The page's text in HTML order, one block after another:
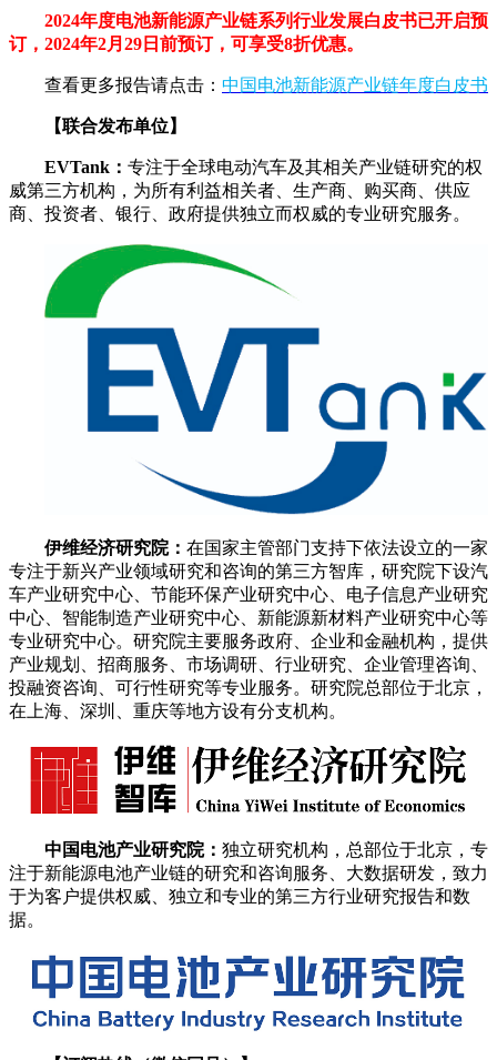
2024年度电池新能源产业链系列行业发展白皮书已开启预
订，2024年2月29日前预订，可享受8折优惠。
查看更多报告请点击： 中国电池新能源产业链年度白皮书
【联合发布单位】
EVTank： 专注于全球电动汽车及其相关产业链研究的权
威第三方机构，为所有利益相关者、生产商、购买商、供应
商、投资者、银行、政府提供独立而权威的专业研究服务。
伊维经济研究院： 在国家主管部门支持下依法设立的一家
专注于新兴产业领域研究和咨询的第三方智库，研究院下设汽
车产业研究中心、节能环保产业研究中心、电子信息产业研究
中心、智能制造产业研究中心、新能源新材料产业研究中心等
专业研究中心。研究院主要服务政府、企业和金融机构，提供
产业规划、招商服务、市场调研、行业研究、企业管理咨询、
投融资咨询、可行性研究等专业服务。研究院总部位于北京，
在上海、深圳、重庆等地方设有分支机构。
中国电池产业研究院： 独立研究机构，总部位于北京，专
注于新能源电池产业链的研究和咨询服务、大数据研发，致力
于为客户提供权威、独立和专业的第三方行业研究报告和数
据。